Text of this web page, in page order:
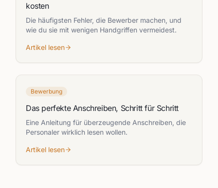
kosten
Die häufigsten Fehler, die Bewerber machen, und
wie du sie mit wenigen Handgriffen vermeidest.
Artikel lesen
Bewerbung
Das perfekte Anschreiben, Schritt für Schritt
Eine Anleitung für überzeugende Anschreiben, die
Personaler wirklich lesen wollen.
Artikel lesen